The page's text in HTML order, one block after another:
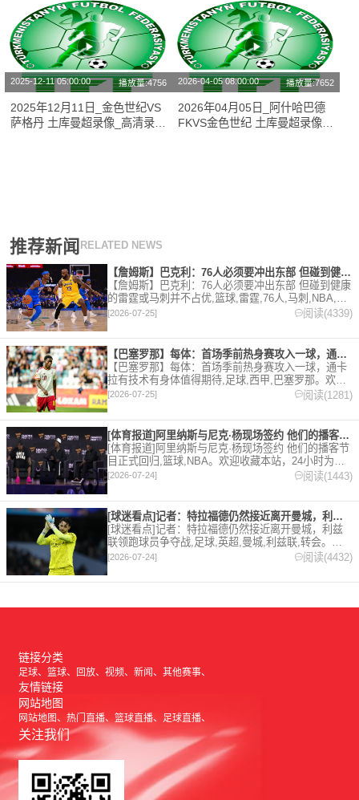
【高清回放】
【高清回放】
2025-12-11 05:00:00 播放量:4756
2025年12月11日_金色世纪VS
萨格丹 土库曼超录像_高清录像
2026-04-05 08:00:00 播放量:7652
2026年04月05日_阿什哈巴德
FKVS金色世纪 土库曼超录像_
推荐新闻 RELATED NEWS
【詹姆斯】巴克利：76人必须要冲出东部 但碰到健康的雷霆或马
【詹姆斯】巴克利：76人必须要冲出东部 但碰到健康
的雷霆或马刺并不占优,篮球,雷霆,76人,马刺,NBA,詹
姆斯。欢迎收藏本站，24小时为你更新最新的足球，
篮球体育资讯。
[2026-07-25] 阅读(4339)
【巴塞罗那】每体：首场季前热身赛攻入一球，通卡拉有技术有身体
【巴塞罗那】每体：首场季前热身赛攻入一球，通卡
拉有技术有身体值得期待,足球,西甲,巴塞罗那。欢迎
收藏本站，24小时为你更新最新的足球，篮球体育资
讯。
[2026-07-25] 阅读(1281)
[体育报道]阿里纳斯与尼克·杨现场签约 他们的播客节目正式回
[体育报道]阿里纳斯与尼克·杨现场签约 他们的播客节
目正式回归,篮球,NBA。欢迎收藏本站，24小时为你
更新最新的足球，篮球体育资讯。
[2026-07-24] 阅读(1443)
[球迷看点]记者：特拉福德仍然接近离开曼城，利兹联领跑球员争
[球迷看点]记者：特拉福德仍然接近离开曼城，利兹
联领跑球员争夺战,足球,英超,曼城,利兹联,转会。欢
迎收藏本站，24小时为你更新最新的足球，篮球体育
资讯。
[2026-07-24] 阅读(4432)
链接分类
足球 篮球 回放 视频 新闻 其他赛事
友情链接
网站地图
网站地图 热门直播 篮球直播 足球直播
关注我们